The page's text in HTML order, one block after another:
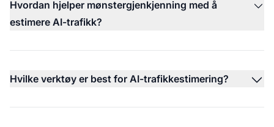
Hvordan hjelper mønstergjenkjenning med å
estimere AI-trafikk?
Hvilke verktøy er best for AI-trafikkestimering?